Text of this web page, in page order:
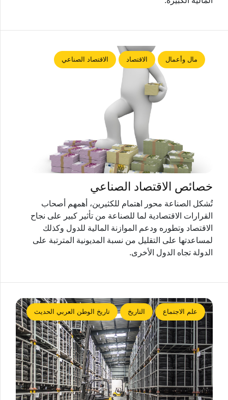
مال وأعمال الاقتصاد الاقتصاد الصناعي
خصائص الاقتصاد الصناعي
تُشكل الصناعة محور اهتمام للكثيرين، أهمهم أصحاب
القرارات الاقتصادية لما للصناعة من تأثير كبير على نجاح
الاقتصاد وتطوره ودعم الموازنة المالية للدول وكذلك
لمساعدتها على التقليل من نسبة المديونية المترتبة على
الدولة تجاه الدول الأخرى.
علم الاجتماع التاريخ تاريخ الوطن العربي الحديث